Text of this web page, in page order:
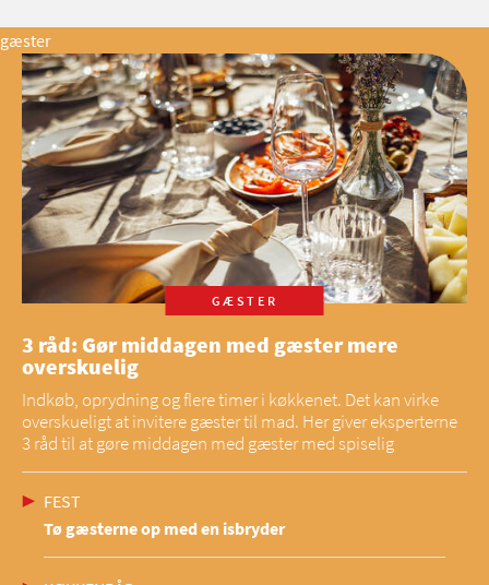
gæster
GÆSTER
3 råd: Gør middagen med gæster mere
overskuelig
Indkøb, oprydning og flere timer i køkkenet. Det kan virke
overskueligt at invitere gæster til mad. Her giver eksperterne
3 råd til at gøre middagen med gæster med spiselig
FEST
Tø gæsterne op med en isbryder